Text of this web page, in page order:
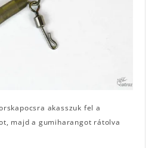
akasszuk fel a
majd a gumiharangot rátolva